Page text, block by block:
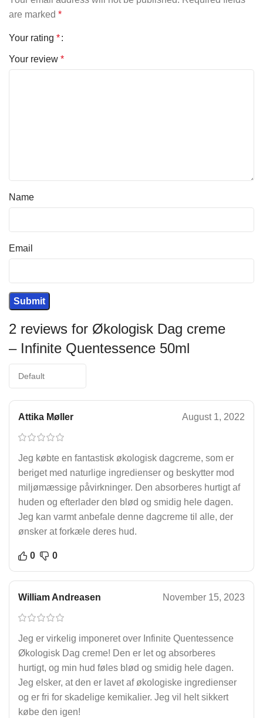
2 reviews for Økologisk Dag creme
– Infinite Quentessence 50ml
Attika Møller August 1, 2022
Jeg købte en fantastisk økologisk dagcreme, som er
beriget med naturlige ingredienser og beskytter mod
miljømæssige påvirkninger. Den absorberes hurtigt af
huden og efterlader den blød og smidig hele dagen.
Jeg kan varmt anbefale denne dagcreme til alle, der
ønsker at forkæle deres hud.
0 0
William Andreasen November 15, 2023
Jeg er virkelig imponeret over Infinite Quentessence
Økologisk Dag creme! Den er let og absorberes
hurtigt, og min hud føles blød og smidig hele dagen.
Jeg elsker, at den er lavet af økologiske ingredienser
og er fri for skadelige kemikalier. Jeg vil helt sikkert
købe den igen!
are marked *
Your rating *
Your review *
Name
Email